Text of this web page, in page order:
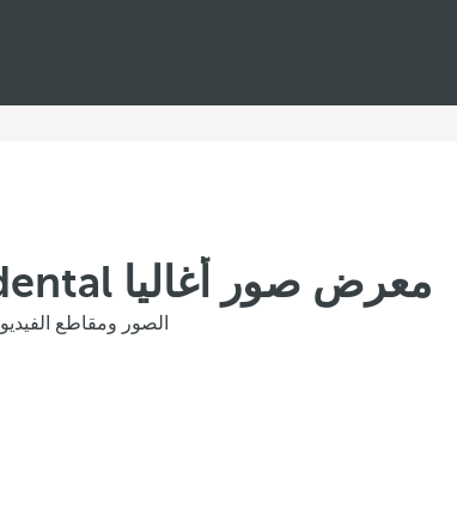
معرض صور أغاليا Occidental لمورسيا
الصور ومقاطع الفيديو